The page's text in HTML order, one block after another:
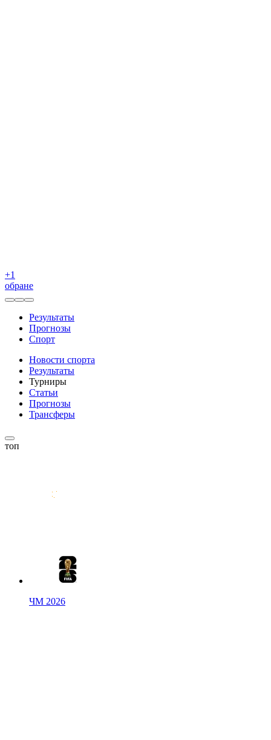
+1
обране
Результаты
Прогнозы
Спорт
Новости спорта
Результаты
Турниры
Статьи
Прогнозы
Трансферы
топ
ЧМ 2026